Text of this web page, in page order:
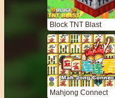
Block TNT Blast
Mahjong Connect